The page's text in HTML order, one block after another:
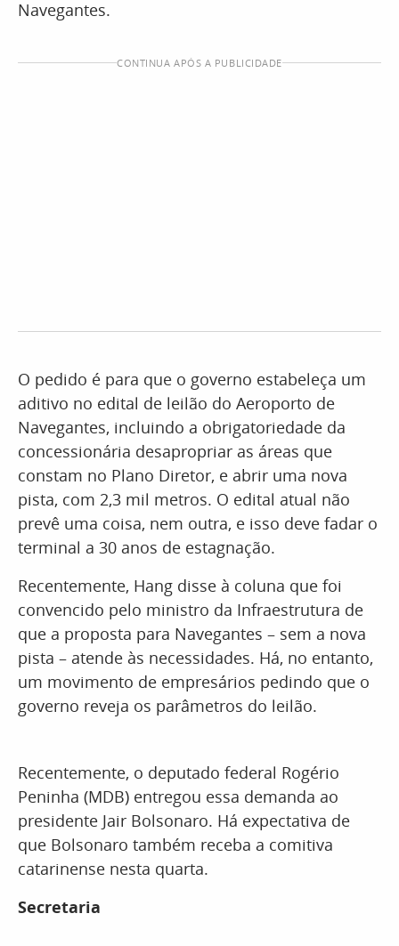
Navegantes.
CONTINUA APÓS A PUBLICIDADE
O pedido é para que o governo estabeleça um
aditivo no edital de leilão do Aeroporto de
Navegantes, incluindo a obrigatoriedade da
concessionária desapropriar as áreas que
constam no Plano Diretor, e abrir uma nova
pista, com 2,3 mil metros. O edital atual não
prevê uma coisa, nem outra, e isso deve fadar o
terminal a 30 anos de estagnação.
Recentemente, Hang disse à coluna que foi
convencido pelo ministro da Infraestrutura de
que a proposta para Navegantes – sem a nova
pista – atende às necessidades. Há, no entanto,
um movimento de empresários pedindo que o
governo reveja os parâmetros do leilão.
Recentemente, o deputado federal Rogério
Peninha (MDB) entregou essa demanda ao
presidente Jair Bolsonaro. Há expectativa de
que Bolsonaro também receba a comitiva
catarinense nesta quarta.
Secretaria